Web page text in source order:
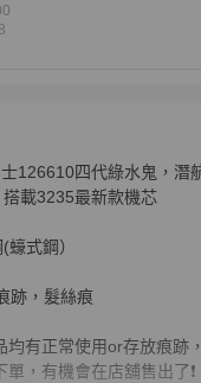
低價！】24年全套
126610四代綠水鬼，潛
載3235最新款機芯
式鋼）
跡，髮絲痕
均有正常使用or存放痕跡
，有機會在店舖售出了❗️